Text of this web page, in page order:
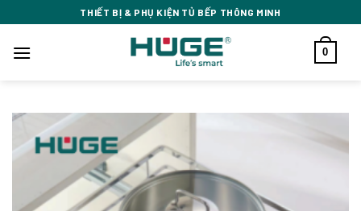
qua
nội
THIẾT BỊ & PHỤ KIỆN TỦ BẾP THÔNG MINH
0